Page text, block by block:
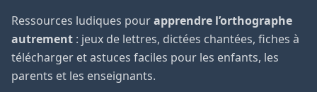
Ressources ludiques pourapprendre l’orthographe
autrement : jeux de lettres, dictées chantées, fiches à
télécharger et astuces faciles pour les enfants, les
parents et les enseignants.